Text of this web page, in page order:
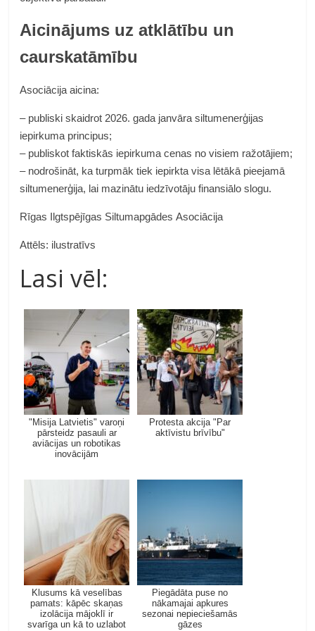
Aicinājums uz atklātību un
caurskatāmību
Asociācija aicina:
– publiski skaidrot 2026. gada janvāra siltumenerģijas
iepirkuma principus;
– publiskot faktiskās iepirkuma cenas no visiem ražotājiem;
– nodrošināt, ka turpmāk tiek iepirkta visa lētākā pieejamā
siltumenerģija, lai mazinātu iedzīvotāju finansiālo slogu.
Rīgas Ilgtspējīgas Siltumapgādes Asociācija
Attēls: ilustratīvs
Lasi vēl:
"Misija Latvietis" varoņi
pārsteidz pasauli ar
aviācijas un robotikas
inovācijām
Protesta akcija "Par
aktīvistu brīvību"
Klusums kā veselības
pamats: kāpēc skaņas
izolācija mājoklī ir
svarīga un kā to uzlabot
Piegādāta puse no
nākamajai apkures
sezonai nepieciešamās
gāzes